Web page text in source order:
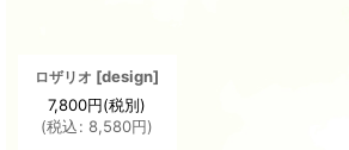
ロザリオ [design]
7,800円(税別)
(税込: 8,580円)